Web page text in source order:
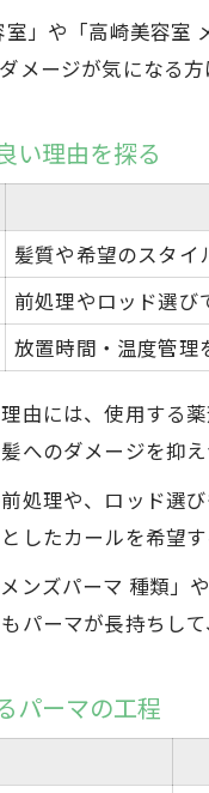
」や「高崎美容室
メージが気になる
い理由を探る
髪質や希望のスタイ
前処理やロッド選び
放置時間・温度管理
由には、使用する
へのダメージを抑
処理や、ロッド選
したカールを希望
ンズパーマ 種類」
パーマが長持ちし
パーマの工程